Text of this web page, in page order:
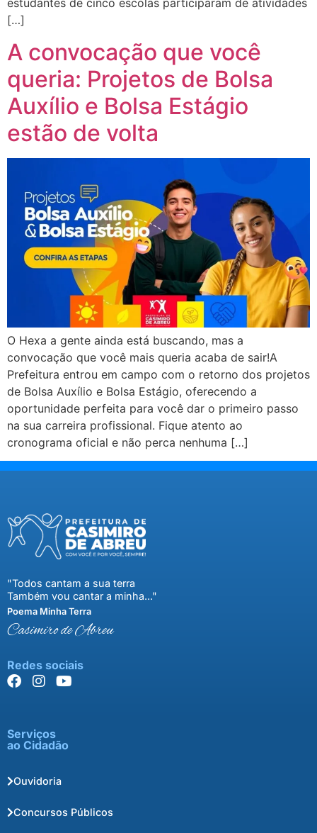
estudantes de cinco escolas participaram de atividades
[…]
A convocação que você
queria: Projetos de Bolsa
Auxílio e Bolsa Estágio
estão de volta
O Hexa a gente ainda está buscando, mas a
convocação que você mais queria acaba de sair!A
Prefeitura entrou em campo com o retorno dos projetos
de Bolsa Auxílio e Bolsa Estágio, oferecendo a
oportunidade perfeita para você dar o primeiro passo
na sua carreira profissional. Fique atento ao
cronograma oficial e não perca nenhuma […]
"Todos cantam a sua terra
Também vou cantar a minha..."
Poema Minha Terra
Casimiro de Abreu
Redes sociais
Serviços
ao Cidadão
Ouvidoria
Concursos Públicos